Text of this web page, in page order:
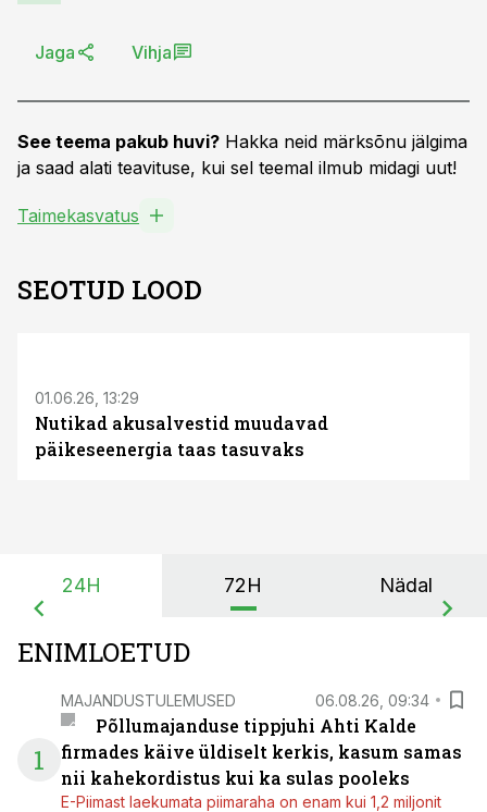
Jaga Vihja
See teema pakub huvi? Hakka neid märksõnu jälgima
ja saad alati teavituse, kui sel teemal ilmub midagi uut!
Taimekasvatus
SEOTUD LOOD
01.06.26, 13:29
Nutikad akusalvestid muudavad
päikeseenergia taas tasuvaks
24H 72H Nädal
ENIMLOETUD
1
MAJANDUSTULEMUSED 06.08.26, 09:34
Põllumajanduse tippjuhi Ahti Kalde
firmades käive üldiselt kerkis, kasum samas
nii kahekordistus kui ka sulas pooleks
E-Piimast laekumata piimaraha on enam kui 1,2 miljonit